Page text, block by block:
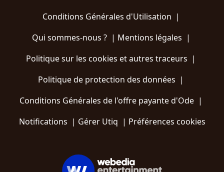
Conditions Générales d'Utilisation |
Qui sommes-nous ?| Mentions légales |
Politique sur les cookies et autres traceurs |
Politique de protection des données |
Conditions Générales de l'offre payante d'Ode |
Notifications | Gérer Utiq | Préférences cookies